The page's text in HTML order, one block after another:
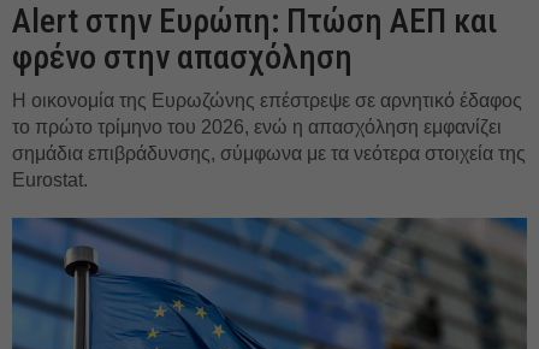
Alert στην Ευρώπη: Πτώση ΑΕΠ και
φρένο στην απασχόληση
Η οικονομία της Ευρωζώνης επέστρεψε σε αρνητικό έδαφος
το πρώτο τρίμηνο του 2026, ενώ η απασχόληση εμφανίζει
σημάδια επιβράδυνσης, σύμφωνα με τα νεότερα στοιχεία της
Eurostat.